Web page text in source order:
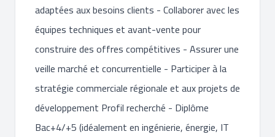
adaptées aux besoins clients - Collaborer avec les
équipes techniques et avant-vente pour
construire des offres compétitives - Assurer une
veille marché et concurrentielle - Participer à la
stratégie commerciale régionale et aux projets de
développement Profil recherché - Diplôme
Bac+4/+5 (idéalement en ingénierie, énergie, IT